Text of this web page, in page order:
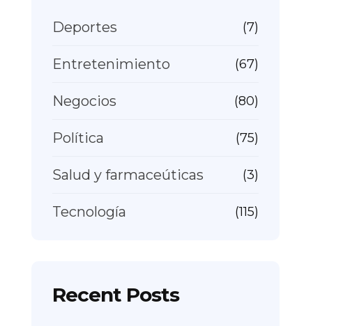
Deportes (7)
Entretenimiento (67)
Negocios (80)
Política (75)
Salud y farmaceúticas (3)
Tecnología (115)
Recent Posts